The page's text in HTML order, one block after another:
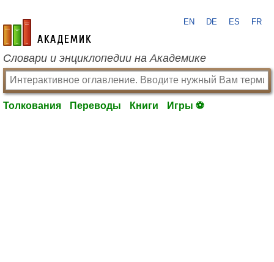
academic.ru
EN DE ES FR
Словари и энциклопедии на Академике
Толкования Переводы Книги Игры ⚽